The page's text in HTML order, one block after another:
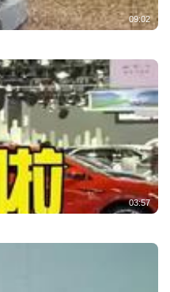
09:02
03:57